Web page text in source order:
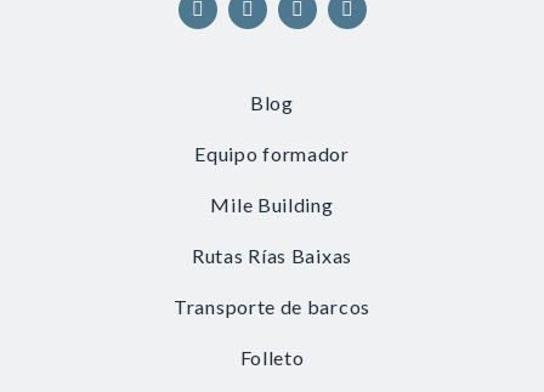
Blog
Equipo formador
Mile Building
Rutas Rías Baixas
Transporte de barcos
Folleto